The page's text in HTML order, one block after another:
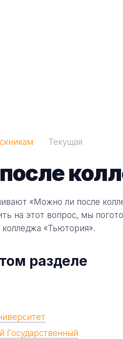
Текущая
«Можно ли после
на этот вопрос, мы
колледжа «Тьютория».
разделе
Государственный